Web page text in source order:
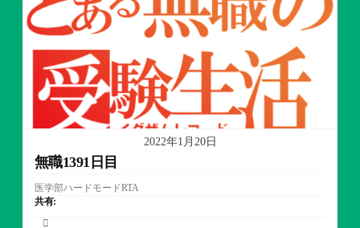
2022年1月20日
無職1391日目
医学部ハードモードRTA
共有: